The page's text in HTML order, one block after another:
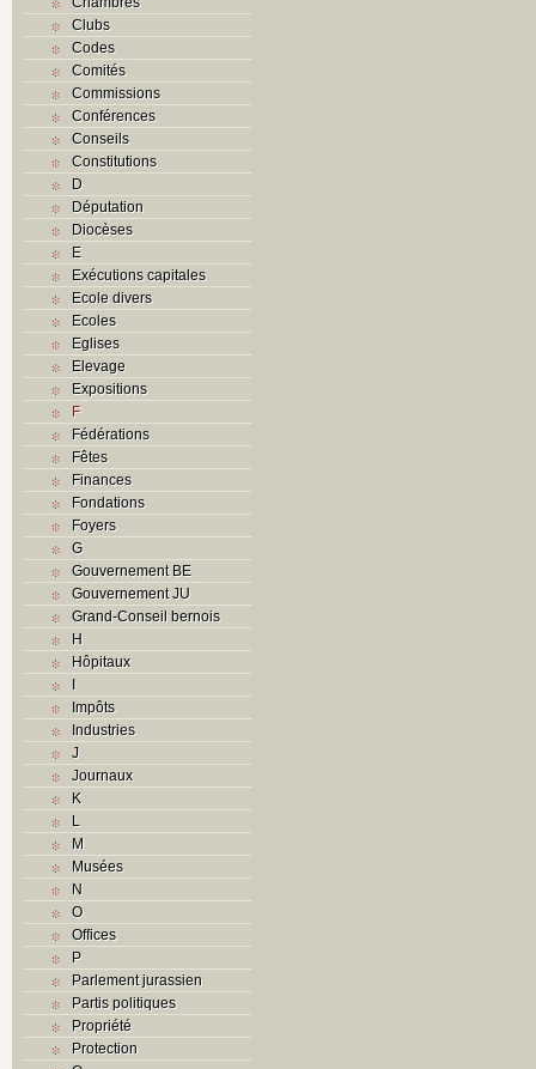
Clubs
Codes
Comités
Commissions
Conférences
Conseils
Constitutions
D
Députation
Diocèses
E
Exécutions capitales
Ecole divers
Ecoles
Eglises
Elevage
Expositions
F
Fédérations
Fêtes
Finances
Fondations
Foyers
G
Gouvernement BE
Gouvernement JU
Grand-Conseil bernois
H
Hôpitaux
I
Impôts
Industries
J
Journaux
K
L
M
Musées
N
O
Offices
P
Parlement jurassien
Partis politiques
Propriété
Protection